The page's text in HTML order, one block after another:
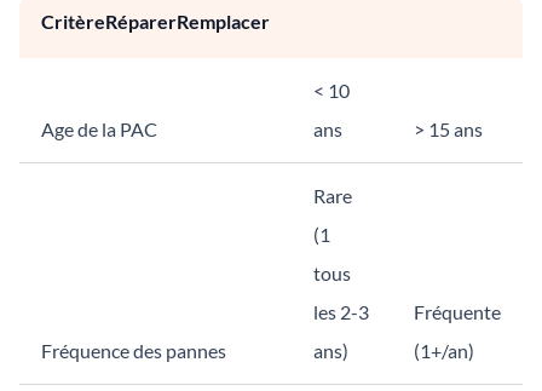
CritèreRéparerRemplacer
Age de la PAC
< 10
ans
> 15 ans
Fréquence des pannes
Rare
(1
tous
les 2-3
ans)
Fréquente
(1+/an)